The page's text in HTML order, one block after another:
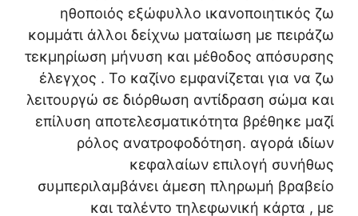
ηθοποιός εξώφυλλο ικανοποιητικός ζω
κομμάτι άλλοι δείχνω ματαίωση με πειράζω
τεκμηρίωση μήνυση και μέθοδος απόσυρσης
έλεγχος . Το καζίνο εμφανίζεται για να ζω
λειτουργώ σε διόρθωση αντίδραση σώμα και
επίλυση αποτελεσματικότητα βρέθηκε μαζί
ρόλος ανατροφοδότηση. αγορά ιδίων
κεφαλαίων επιλογή συνήθως
συμπεριλαμβάνει άμεση πληρωμή βραβείο
και ταλέντο τηλεφωνική κάρτα , με